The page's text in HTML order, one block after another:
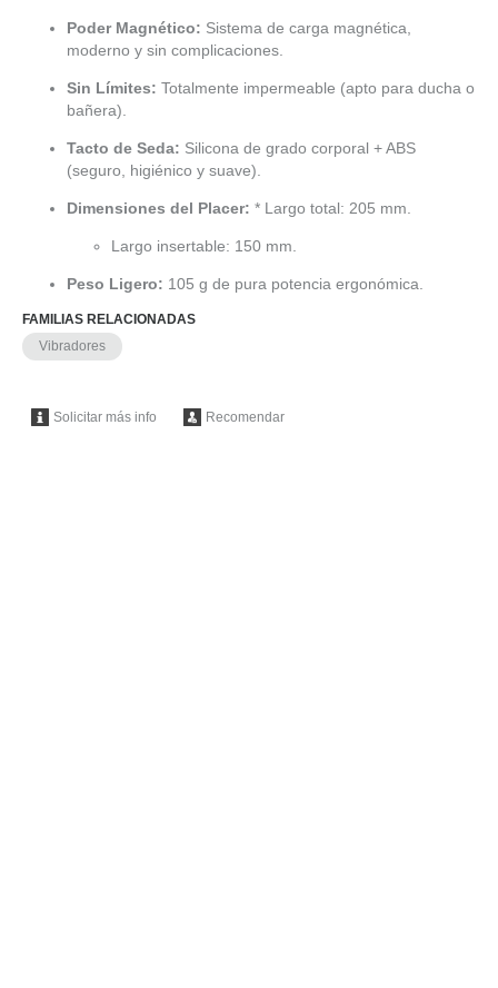
Poder Magnético: Sistema de carga magnética,
moderno y sin complicaciones.
Sin Límites: Totalmente impermeable (apto para ducha o
bañera).
Tacto de Seda: Silicona de grado corporal + ABS
(seguro, higiénico y suave).
Dimensiones del Placer: * Largo total: 205 mm.
Largo insertable: 150 mm.
Peso Ligero: 105 g de pura potencia ergonómica.
FAMILIAS RELACIONADAS
Vibradores
Solicitar más info Recomendar